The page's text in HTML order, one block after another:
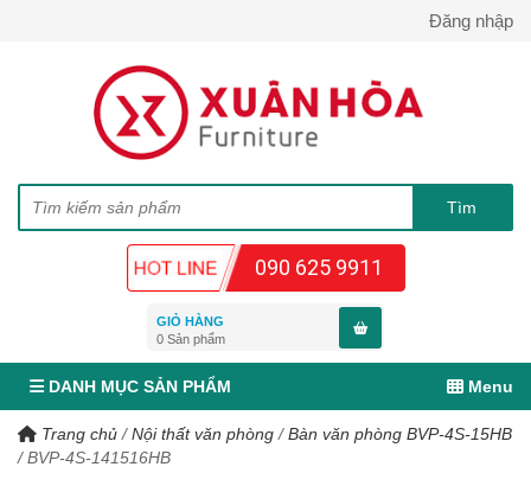
Đăng nhập
090 625 9911
GIỎ HÀNG
0 Sản phẩm
DANH MỤC SẢN PHẨM Menu
Trang chủ /Nội thất văn phòng /Bàn văn phòng BVP-4S-15HB
/BVP-4S-141516HB